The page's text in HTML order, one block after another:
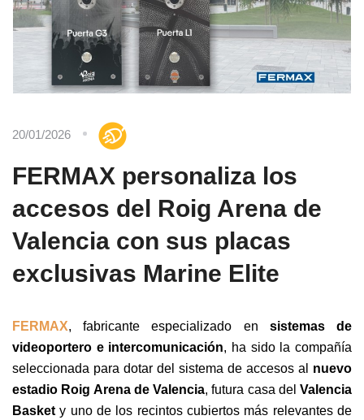
20/01/2026
FERMAX personaliza los
accesos del Roig Arena de
Valencia con sus placas
exclusivas Marine Elite
FERMAX, fabricante especializado en sistemas de
videoportero e intercomunicación, ha sido la compañía
seleccionada para dotar del sistema de accesos al nuevo
estadio Roig Arena de Valencia, futura casa del Valencia
Basket y uno de los recintos cubiertos más relevantes de